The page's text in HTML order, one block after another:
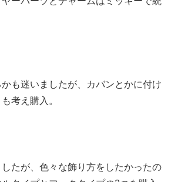
も迷いましたが、カバンとかに付け
考え購入。
たが、色々な飾り方をしたかったの